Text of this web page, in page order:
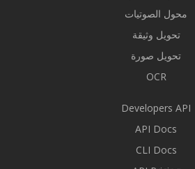
محول الصوتيات
تحويل وثيقة
تحويل صورة
OCR
Developers API
API Docs
CLI Docs